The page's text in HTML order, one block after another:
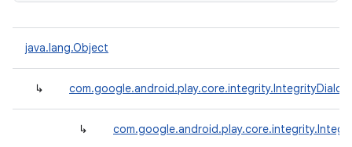
java.lang.Object
↳
↳